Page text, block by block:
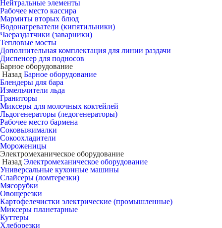
Нейтральные элементы
Рабочее место кассира
Мармиты вторых блюд
Водонагреватели (кипятильники)
Чаераздатчики (заварники)
Тепловые мосты
Дополнительная комплектация для линии раздачи
Диспенсер для подносов
Барное оборудование
Назад Барное оборудование
Блендеры для бара
Измельчители льда
Граниторы
Миксеры для молочных коктейлей
Льдогенераторы (ледогенераторы)
Рабочее место бармена
Соковыжималки
Сокоохладители
Мороженицы
Электромеханическое оборудование
Назад Электромеханическое оборудование
Универсальные кухонные машины
Слайсеры (ломтерезки)
Мясорубки
Овощерезки
Картофелечистки электрические (промышленные)
Миксеры планетарные
Куттеры
Хлеборезки